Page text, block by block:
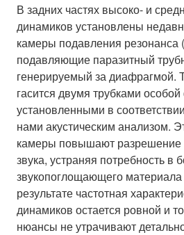
В задних частях высоко- и
динамиков установлены
камеры подавления резонанса
подавляющие паразитный
генерируемый за диафрагмой.
гасится двумя трубками
установленными в
нами акустическим анализом.
камеры повышают разрешение
звука, устраняя потребность в
звукопоглощающего материала
результате частотная
динамиков остается ровной и
нюансы не утрачивают